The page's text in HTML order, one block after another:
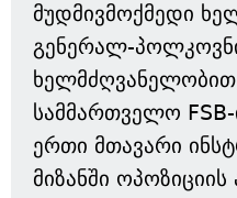
მუდმივმოქმედი
გენერალ-
სამმართველო
ერთი მთავარი
მიზანში ოპოზიციის